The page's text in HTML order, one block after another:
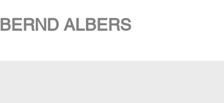
BERND ALBERS